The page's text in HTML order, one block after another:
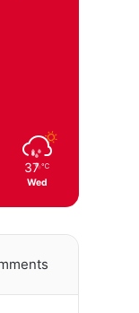
37 ℃
Wed